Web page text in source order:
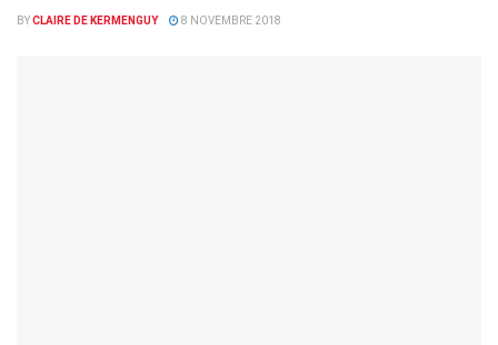
BYCLAIRE DE KERMENGUY 8 NOVEMBRE 2018